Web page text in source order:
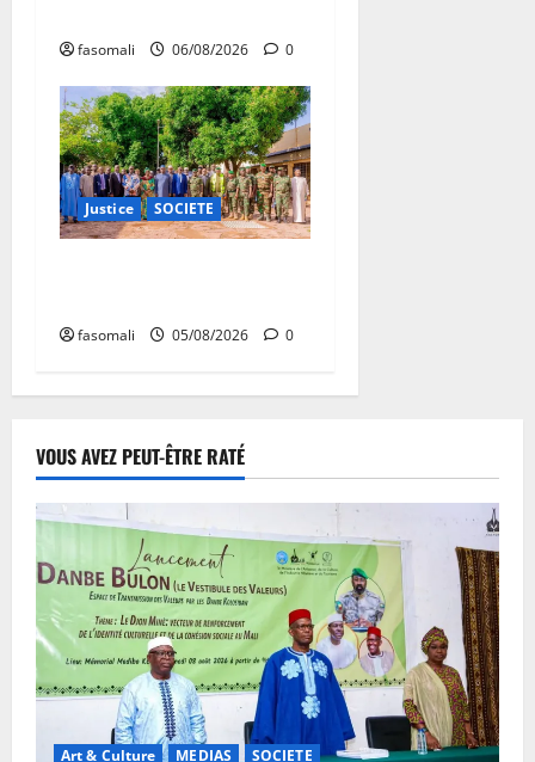
fasomali 06/08/2026 0
Justice SOCIETE
fasomali 05/08/2026 0
VOUS AVEZ PEUT-ÊTRE RATÉ
Art & Culture MEDIAS SOCIETE